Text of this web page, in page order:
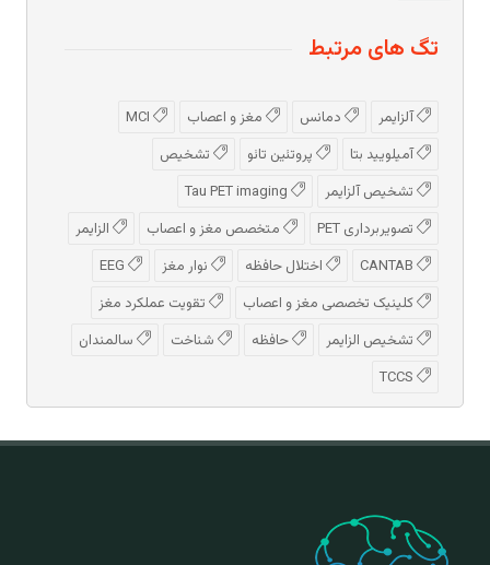
تگ های مرتبط
آلزایمر دمانس مغز و اعصاب
آمیلویید بتا
پروتئین تائو
تشخیص
تشخیص آلزایمر
تصویربرداری PET
متخصص مغز و اعصاب
الزایمر
اختلال حافظه نوار مغز
کلینیک تخصصی مغز و اعصاب
تقویت عملکرد مغز
تشخیص الزایمر
حافظه شناخت
سالمندان